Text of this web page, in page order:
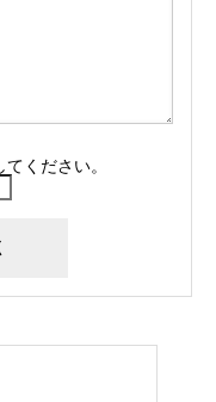
ください。